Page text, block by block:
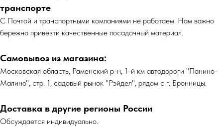
транспорте
С Почтой и транспортными компаниями не работаем. Нам важно
бережно привезти качественные посадочный материал.
Самовывоз из магазина:
Московская область, Раменский р-н, 1-й км автодороги "Панино-
Малино", стр. 1, садовый рынок "Рэйдел", рядом с г. Бронницы.
Доставка в другие регионы России
Обсуждается индивидуально.